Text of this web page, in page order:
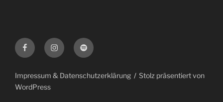
FacebookInstagramSpotify
Impressum & Datenschutzerklärung
Stolz präsentiert von
WordPress